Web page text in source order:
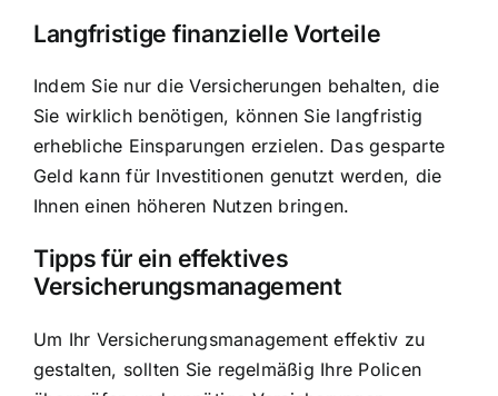
Langfristige finanzielle Vorteile
Indem Sie nur die Versicherungen behalten, die
Sie wirklich benötigen, können Sie langfristig
erhebliche Einsparungen erzielen. Das gesparte
Geld kann für Investitionen genutzt werden, die
Ihnen einen höheren Nutzen bringen.
Tipps für ein effektives
Versicherungsmanagement
Um Ihr Versicherungsmanagement effektiv zu
gestalten, sollten Sie regelmäßig Ihre Policen